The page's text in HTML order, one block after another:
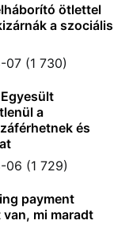
ötlettel
a szociális
07 (1 730)
a
és
06 (1 729)
payment
mi maradt